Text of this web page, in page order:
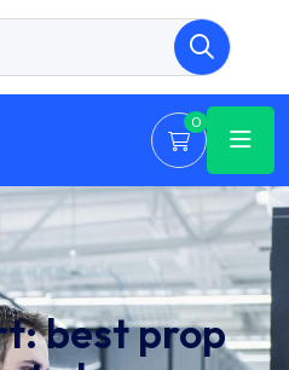
0
best prop